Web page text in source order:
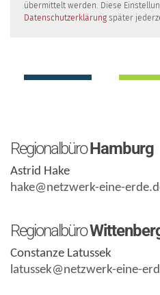
übermittelt werden. Diese
Datenschutzerklärung später
RegionalbüroHamburg
Astrid Hake
hake@netzwerk-eine-
Regionalbüro
Constanze Latussek
latussek@netzwerk-eine-